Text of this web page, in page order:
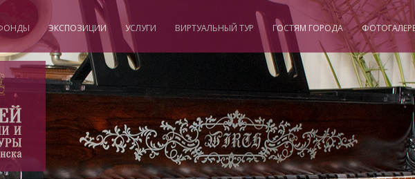
"
ЭКСПОЗИЦИИ УСЛУГИ ВИРТУАЛЬНЫЙ ТУР ГОСТЯМ ГОРОДА